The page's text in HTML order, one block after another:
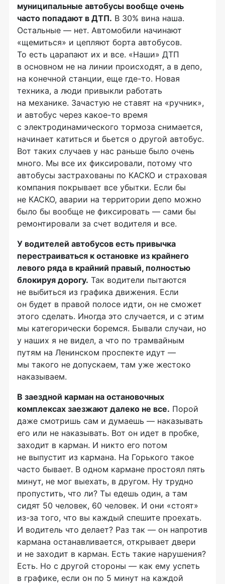
муниципальные автобусы вообще очень
часто попадают в ДТП. В 30% вина наша.
Остальные — нет. Автомобили начинают
«щемиться» и цепляют борта автобусов.
То есть царапают их и все. «Наши» ДТП
в основном не на линии происходят, а в депо,
на конечной станции, еще где-то. Новая
техника, а люди привыкли работать
на механике. Зачастую не ставят на «ручник»,
и автобус через какое-то время
с электродинамического тормоза снимается,
начинает катиться и бьется о другой автобус.
Вот таких случаев у нас раньше было очень
много. Мы все их фиксировали, потому что
автобусы застрахованы по КАСКО и страховая
компания покрывает все убытки. Если бы
не КАСКО, аварии на территории депо можно
было бы вообще не фиксировать — сами бы
ремонтировали за счет водителя и все.
У водителей автобусов есть привычка
перестраиваться к остановке из крайнего
левого ряда в крайний правый, полностью
блокируя дорогу. Так водители пытаются
не выбиться из графика движения. Если
он будет в правой полосе идти, он не сможет
этого сделать. Иногда это случается, и с этим
мы категорически боремся. Бывали случаи, но
у наших я не видел, а что по трамвайным
путям на Ленинском проспекте идут —
мы такого не допускаем, там уже жестоко
наказываем.
В заездной карман на остановочных
комплексах заезжают далеко не все. Порой
даже смотришь сам и думаешь — наказывать
его или не наказывать. Вот он идет в пробке,
заходит в карман. И никто его потом
не выпустит из кармана. На Горького такое
часто бывает. В одном кармане простоял пять
минут, не мог выехать, в другом. Ну трудно
пропустить, что ли? Ты едешь один, а там
сидят 50 человек, 60 человек. И они «стоят»
из-за того, что вы каждый спешите проехать.
И водитель что делает? Раз так — он напротив
кармана останавливается, открывает двери
и не заходит в карман. Есть такие нарушения?
Есть. Но с другой стороны — как ему успеть
в графике, если он по 5 минут на каждой